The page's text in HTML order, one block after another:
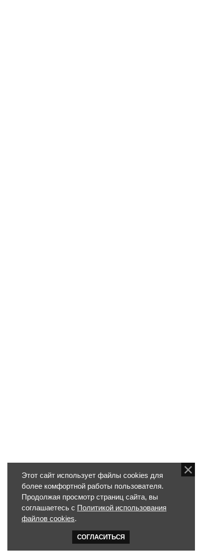
Этот сайт использует файлы cookies для
более комфортной работы пользователя.
Продолжая просмотр страниц сайта, вы
соглашаетесь с Политикой использования
файлов cookies.
СОГЛАСИТЬСЯ